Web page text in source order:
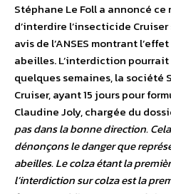
Stéphane Le Foll a annoncé
d’interdire l’insecticide
avis de l’ANSES montrant
abeilles. L’interdiction
quelques semaines, la société
Cruiser, ayant 15 jours pour
Claudine Joly, chargée du
pas dans la bonne direction.
dénonçons le danger que
abeilles. Le colza étant la
l’interdiction sur colza est la